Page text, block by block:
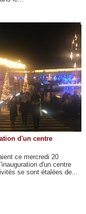
d'un centre
ce mercredi 20
d'un centre
se sont étalées de...